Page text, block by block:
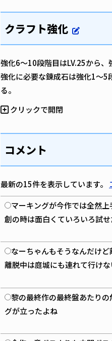
クラフト強化
強化6～10段階目はLV.25から、
強化に必要な錬成石は強化1～
る。
クリックで開閉
コメント
最新の15件を表示しています。
マーキングが今作では全然
創の時は面白くていろいろ試
なーちゃんもそうなんだけ
離脱中は庭城にも連れて行け
黎の最終作の最終盤あたり
グが立ったよね